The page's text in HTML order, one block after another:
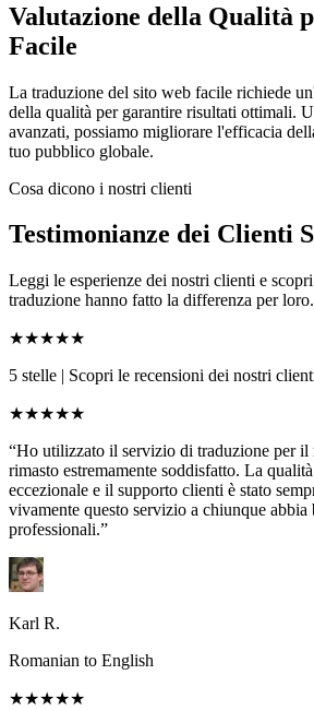
Valutazione della Qualità
Facile
La traduzione del sito web facile richiede
della qualità per garantire risultati ottimali.
avanzati, possiamo migliorare l'efficacia
tuo pubblico globale.
Cosa dicono i nostri clienti
Testimonianze dei Clienti
Leggi le esperienze dei nostri clienti e
traduzione hanno fatto la differenza per loro.
★★★★★
5 stelle | Scopri le recensioni dei nostri
★★★★★
“Ho utilizzato il servizio di traduzione per il
rimasto estremamente soddisfatto. La
eccezionale e il supporto clienti è stato
vivamente questo servizio a chiunque
professionali.”
Karl R.
Romanian to English
★★★★★